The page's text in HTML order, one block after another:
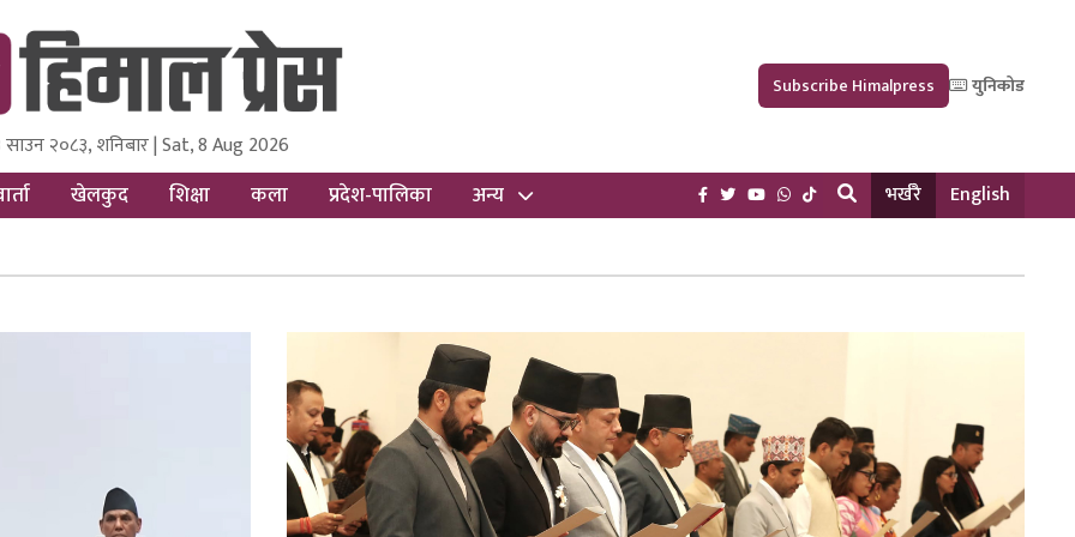
Media and Research Pvt Ltd.
साउन २०८३, शनिबार | Sat, 8 Aug 2026
Subscribe Himalpress युनिकोड
खेलकुद शिक्षा कला प्रदेश-पालिका अन्य भर्खरै English